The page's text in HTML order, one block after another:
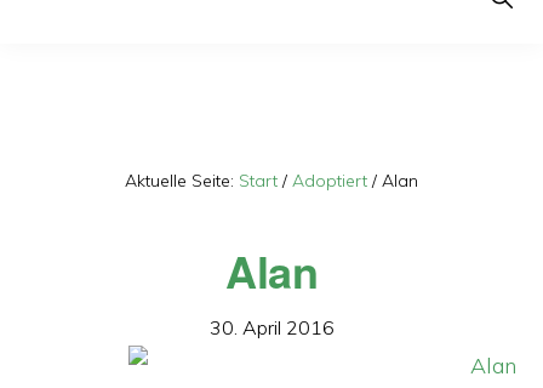
Aktuelle Seite: Start / Adoptiert / Alan
Alan
30. April 2016